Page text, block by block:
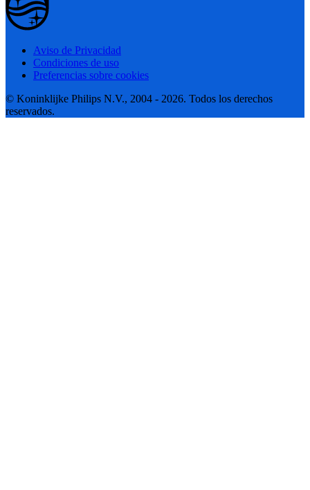
Aviso de Privacidad
Condiciones de uso
Preferencias sobre cookies
© Koninklijke Philips N.V., 2004 - 2026. Todos los derechos
reservados.